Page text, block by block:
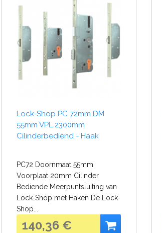
Lock-Shop PC 72mm DM
55mm VPL 2300mm
Cilinderbediend - Haak
PC72 Doornmaat 55mm
Voorplaat 20mm Cilinder
Bediende Meerpuntsluiting van
Lock-Shop met Haken De Lock-
Shop...
140,36 €